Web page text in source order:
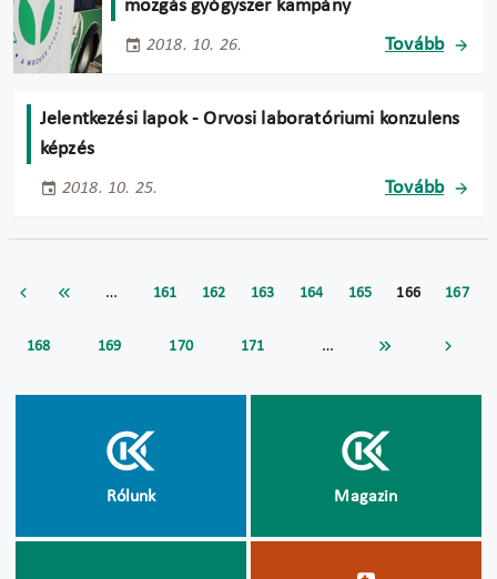
mozgás gyógyszer kampány
2018. 10. 26. Tovább
Jelentkezési lapok - Orvosi laboratóriumi konzulens
képzés
2018. 10. 25. Tovább
… 161 162 163 164 165 166 167
168 169 170 171 …
Rólunk Magazin